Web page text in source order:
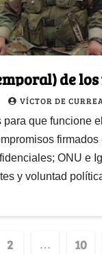
de
VÍCTOR DE
para que funcione
firmados
ONU e
y voluntad
2 … 10